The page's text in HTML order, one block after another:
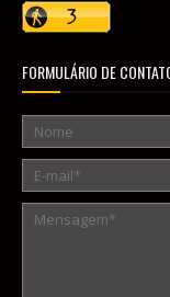
FORMULÁRIO DE